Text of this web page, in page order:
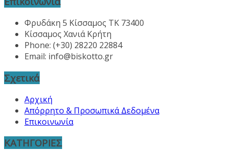
Φρυδάκη 5 Κίσσαμος ΤΚ 73400
Κίσσαμος Χανιά Κρήτη
Phone: (+30) 28220 22884
Email: info@biskotto.gr
Σχετικά
Αρχική
Απόρρητο & Προσωπικά Δεδομένα
Επικοινωνία
ΚΑΤΗΓΟΡΙΕΣ